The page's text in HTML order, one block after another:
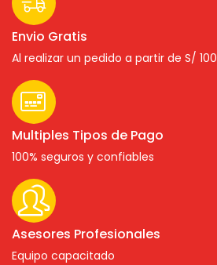
Envio Gratis
Al realizar un pedido a partir de S/ 100
Multiples Tipos de Pago
100% seguros y confiables
Asesores Profesionales
Equipo capacitado